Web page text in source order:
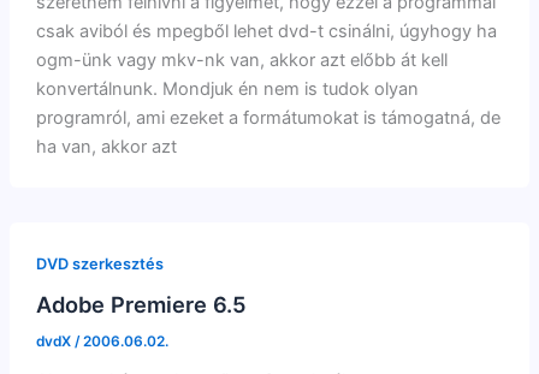
csak aviból és mpegből lehet dvd-t csinálni, úgyhogy ha
ogm-ünk vagy mkv-nk van, akkor azt előbb át kell
konvertálnunk. Mondjuk én nem is tudok olyan
programról, ami ezeket a formátumokat is támogatná, de
ha van, akkor azt
DVD szerkesztés
Adobe Premiere 6.5
dvdX /2006.06.02.